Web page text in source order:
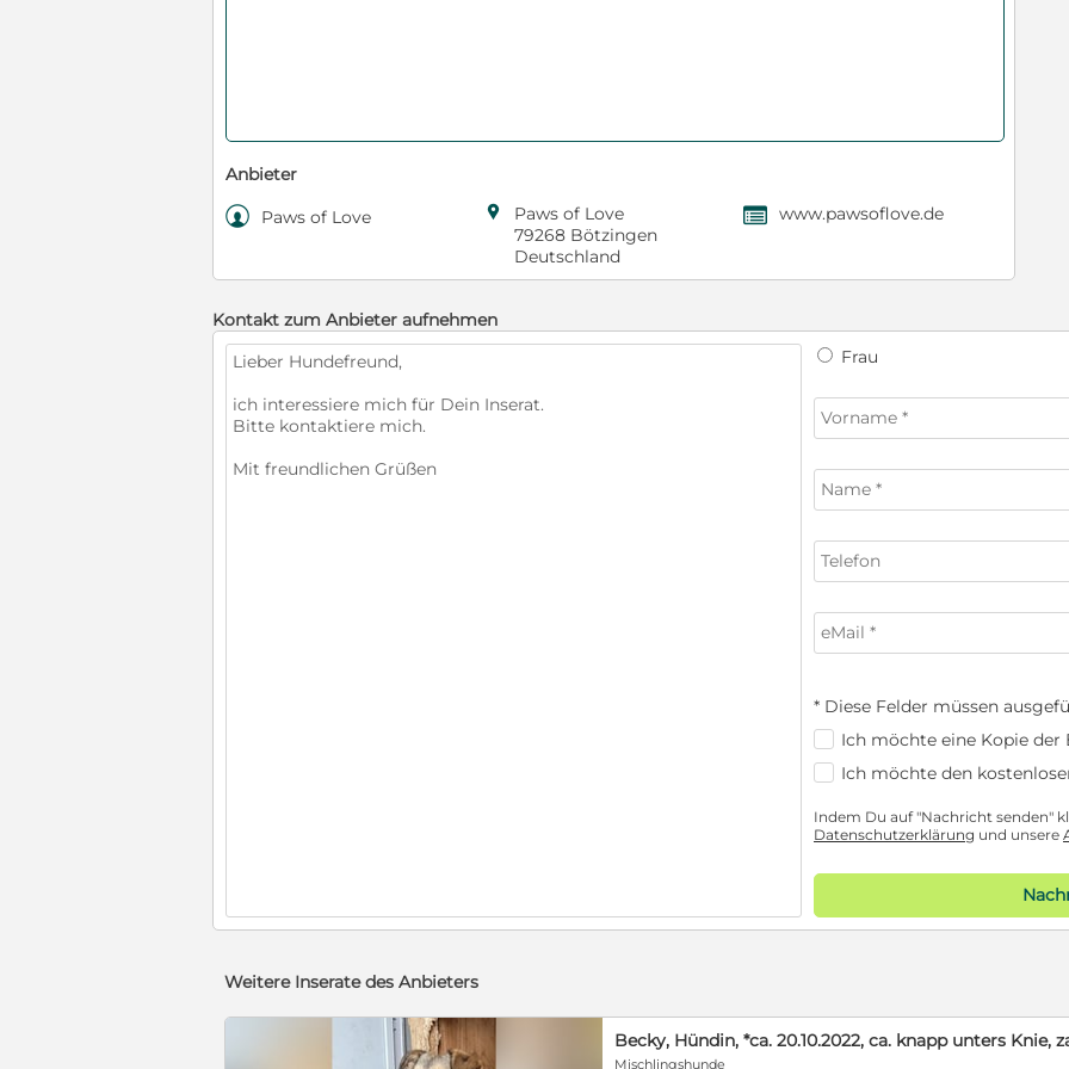
Anbieter
 Paws of Love 
Paws of Love
79268 Bötzingen
Deutschland
, www.pawsoflove.de
Kontakt zum Anbieter aufnehmen
Frau
* Diese Felder müssen
Ich möchte eine Kopie der
Ich möchte den
Indem Du auf "Nachricht senden"
Datenschutzerklärung und unsere
Weitere Inserate des Anbieters
Becky, Hündin, *ca. 20.10.2022, ca. knapp unters
Mischlingshunde